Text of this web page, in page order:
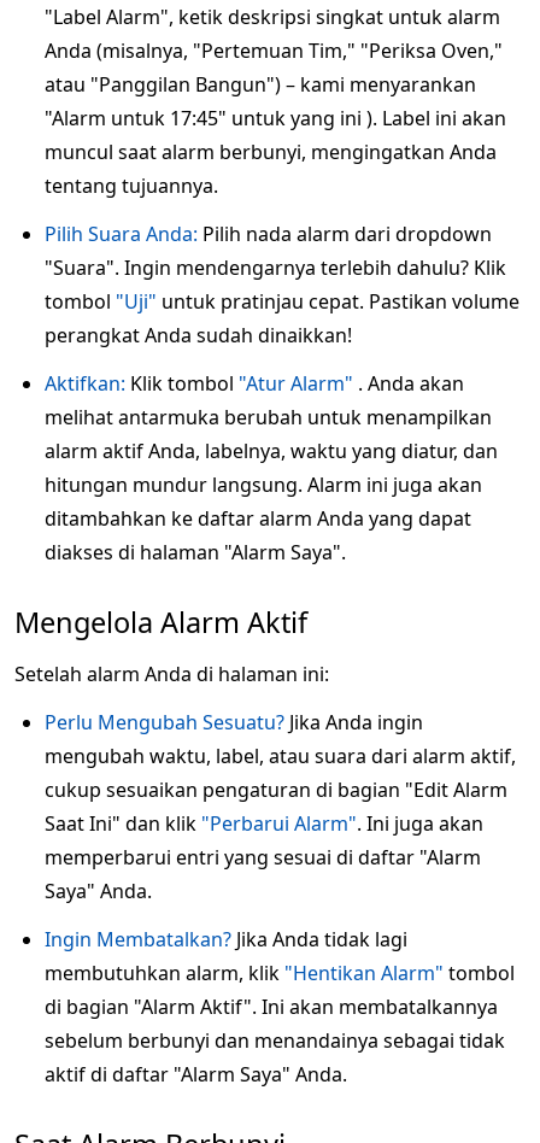
"Label Alarm", ketik deskripsi singkat untuk alarm
Anda (misalnya, "Pertemuan Tim," "Periksa Oven,"
atau "Panggilan Bangun") – kami menyarankan
"Alarm untuk 17:45" untuk yang ini ). Label ini akan
muncul saat alarm berbunyi, mengingatkan Anda
tentang tujuannya.
Pilih Suara Anda: Pilih nada alarm dari dropdown
"Suara". Ingin mendengarnya terlebih dahulu? Klik
tombol "Uji" untuk pratinjau cepat. Pastikan volume
perangkat Anda sudah dinaikkan!
Aktifkan: Klik tombol "Atur Alarm" . Anda akan
melihat antarmuka berubah untuk menampilkan
alarm aktif Anda, labelnya, waktu yang diatur, dan
hitungan mundur langsung. Alarm ini juga akan
ditambahkan ke daftar alarm Anda yang dapat
diakses di halaman "Alarm Saya".
Mengelola Alarm Aktif
Setelah alarm Anda di halaman ini:
Perlu Mengubah Sesuatu? Jika Anda ingin
mengubah waktu, label, atau suara dari alarm aktif,
cukup sesuaikan pengaturan di bagian "Edit Alarm
Saat Ini" dan klik "Perbarui Alarm". Ini juga akan
memperbarui entri yang sesuai di daftar "Alarm
Saya" Anda.
Ingin Membatalkan? Jika Anda tidak lagi
membutuhkan alarm, klik "Hentikan Alarm" tombol
di bagian "Alarm Aktif". Ini akan membatalkannya
sebelum berbunyi dan menandainya sebagai tidak
aktif di daftar "Alarm Saya" Anda.